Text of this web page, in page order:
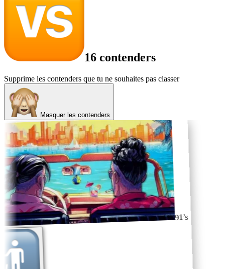
16 contenders
Supprime les contenders que tu ne souhaites pas classer
Masquer les contenders
91’s